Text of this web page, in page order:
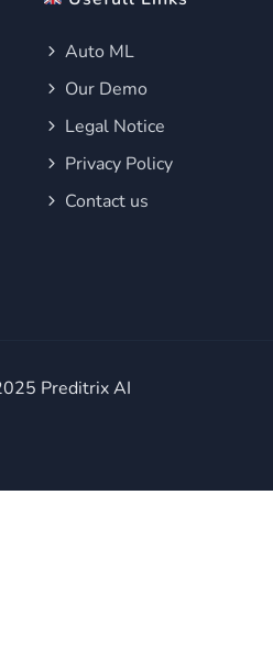
Auto ML
Our Demo
Legal Notice
Privacy Policy
Contact us
Preditrix AI